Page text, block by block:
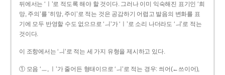
뒤에서는 ‘ㅣ’로 적도록 해야 할 것이다. 그러나 이미 익숙해진 표기인 ‘희
망, 주의’를 ‘히망, 주이’로 적는 것은 공감하기 어렵고 발음의 변화를 표
기에 모두 반영할 수도 없으므로 ‘ㅢ’가 ‘ㅣ’로 소리 나더라도 ‘ㅢ’로 적는
것이다.
이 조항에서는 ‘ㅢ’로 적는 세 가지 유형을 제시하고 있다.
① 모음 ‘ㅡ, ㅣ’가 줄어든 형태이므로 ‘ㅢ’로 적는 경우: 씌어(←쓰이어),